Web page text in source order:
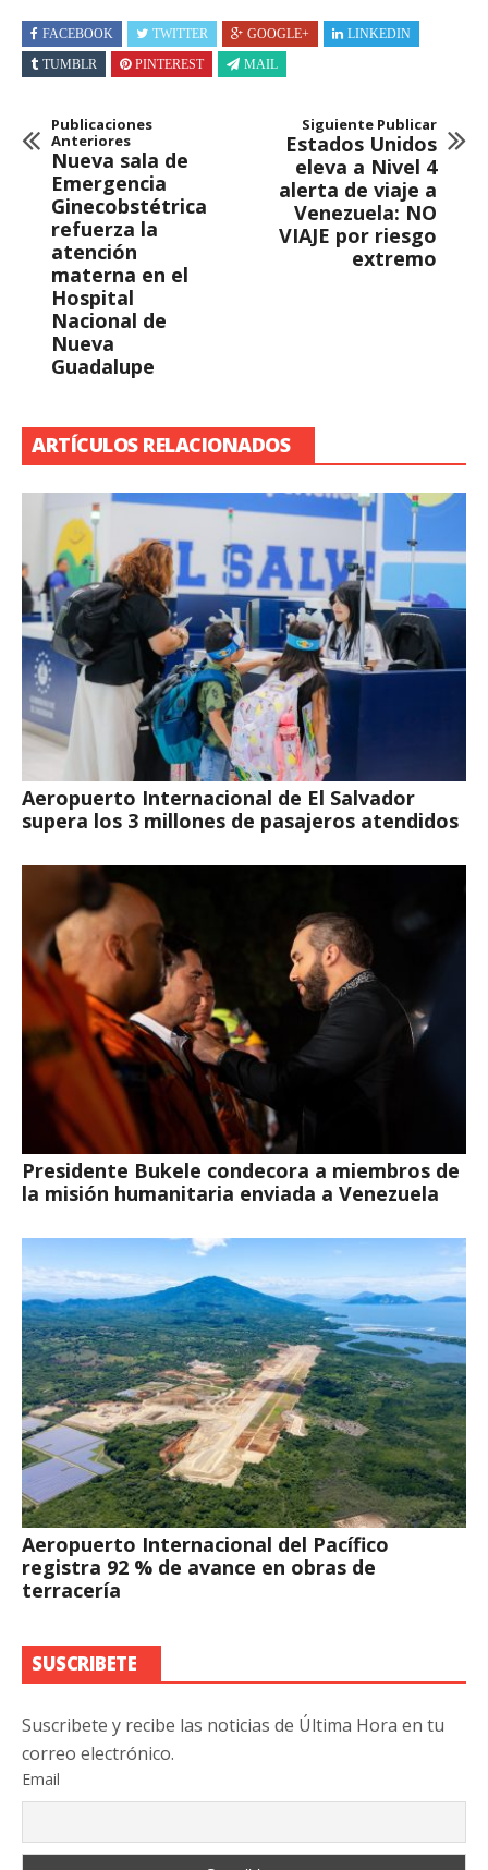
FACEBOOK TWITTER GOOGLE+
LINKEDIN
TUMBLR
PINTEREST MAIL
Publicaciones
Anteriores
Nueva sala de
Emergencia
Ginecobstétrica
refuerza la
atención
materna en el
Hospital
Nacional de
Nueva
Guadalupe
Siguiente Publicar
Estados Unidos
eleva a Nivel 4
alerta de viaje a
Venezuela: NO
VIAJE por riesgo
extremo
ARTÍCULOS RELACIONADOS
Aeropuerto Internacional de El Salvador
supera los 3 millones de pasajeros atendidos
Presidente Bukele condecora a miembros de
la misión humanitaria enviada a Venezuela
Aeropuerto Internacional del Pacífico
registra 92 % de avance en obras de
terracería
SUSCRIBETE
Suscribete y recibe las noticias de Última Hora en tu
correo electrónico.
Email